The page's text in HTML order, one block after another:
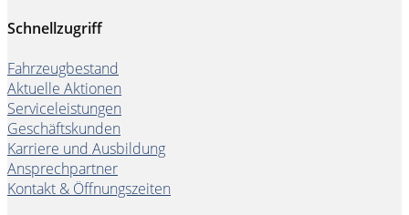
Schnellzugriff
Fahrzeugbestand
Aktuelle Aktionen
Serviceleistungen
Geschäftskunden
Karriere und Ausbildung
Ansprechpartner
Kontakt & Öffnungszeiten